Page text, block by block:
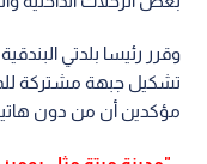
وقرر رئيسا بلدتي
تشكيل جبهة مشتركة
مؤكدين أن من دون هاتين